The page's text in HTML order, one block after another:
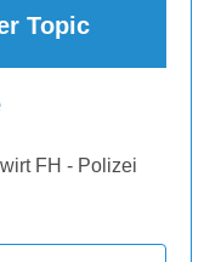
Topic
FH - Polizei